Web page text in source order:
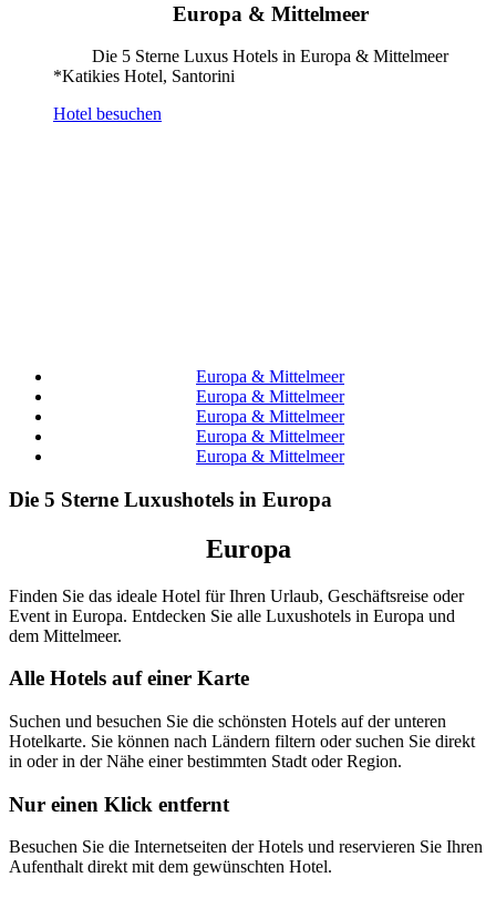
Europa & Mittelmeer
Die 5 Sterne Luxus Hotels in Europa & Mittelmeer
*Katikies Hotel, Santorini
Hotel besuchen
Europa & Mittelmeer
Europa & Mittelmeer
Europa & Mittelmeer
Europa & Mittelmeer
Europa & Mittelmeer
Die 5 Sterne Luxushotels in Europa
Europa
Finden Sie das ideale Hotel für Ihren Urlaub, Geschäftsreise oder
Event in Europa. Entdecken Sie alle Luxushotels in Europa und
dem Mittelmeer.
Alle Hotels auf einer Karte
Suchen und besuchen Sie die schönsten Hotels auf der unteren
Hotelkarte. Sie können nach Ländern filtern oder suchen Sie direkt
in oder in der Nähe einer bestimmten Stadt oder Region.
Nur einen Klick entfernt
Besuchen Sie die Internetseiten der Hotels und reservieren Sie Ihren
Aufenthalt direkt mit dem gewünschten Hotel.